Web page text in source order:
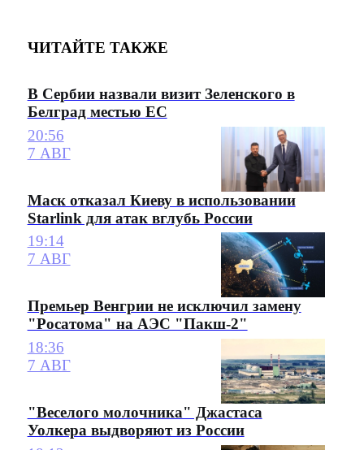
ЧИТАЙТЕ ТАКЖЕ
В Сербии назвали визит Зеленского в
Белград местью ЕС
20:56
7 АВГ
Маск отказал Киеву в использовании
Starlink для атак вглубь России
19:14
7 АВГ
Премьер Венгрии не исключил замену
"Росатома" на АЭС "Пакш-2"
18:36
7 АВГ
"Веселого молочника" Джастаса
Уолкера выдворяют из России